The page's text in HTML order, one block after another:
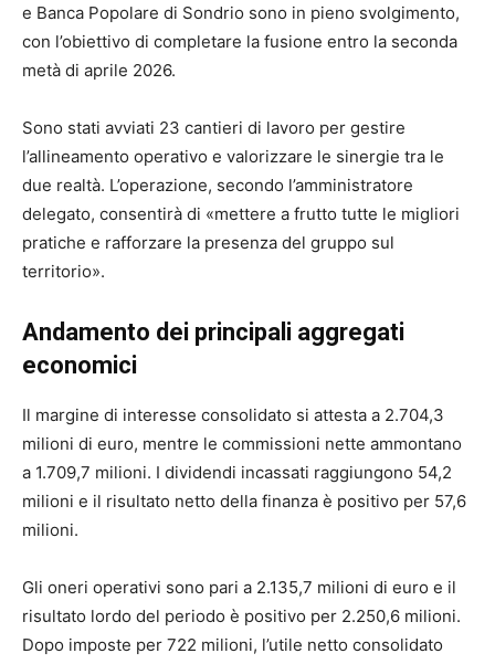
e Banca Popolare di Sondrio sono in pieno svolgimento,
con l’obiettivo di completare la fusione entro la seconda
metà di aprile 2026.
Sono stati avviati 23 cantieri di lavoro per gestire
l’allineamento operativo e valorizzare le sinergie tra le
due realtà. L’operazione, secondo l’amministratore
delegato, consentirà di «mettere a frutto tutte le migliori
pratiche e rafforzare la presenza del gruppo sul
territorio».
Andamento dei principali aggregati
economici
Il margine di interesse consolidato si attesta a 2.704,3
milioni di euro, mentre le commissioni nette ammontano
a 1.709,7 milioni. I dividendi incassati raggiungono 54,2
milioni e il risultato netto della finanza è positivo per 57,6
milioni.
Gli oneri operativi sono pari a 2.135,7 milioni di euro e il
risultato lordo del periodo è positivo per 2.250,6 milioni.
Dopo imposte per 722 milioni, l’utile netto consolidato